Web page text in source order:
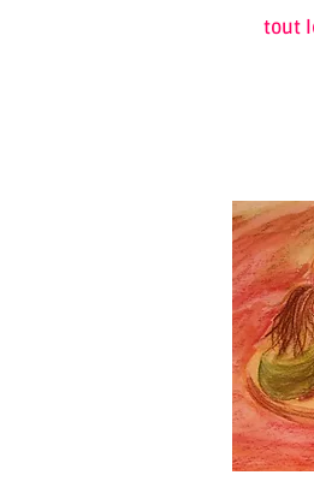
tout